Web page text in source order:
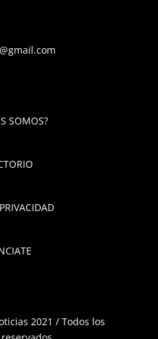
SOMOS?
2021 / Todos los